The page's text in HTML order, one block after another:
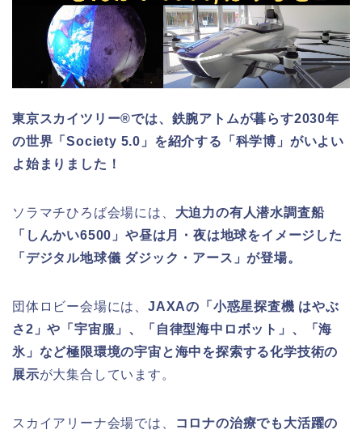
東京スカイツリー®では、鉄腕アトムが暮らす2030年
の世界「Society 5.0」を紹介する「科学博」がいよい
よ始まりました！
ソラマチひろば会場には、 大迫力の有人潜水調査船
「しんかい6500」や昼は月・夜は地球をイメージした
「デジタル地球儀 ダジック・アース」が登場。
団体ロビー会場には、 JAXAの「小惑星探査機 はやぶ
さ2」や「宇宙服」、「自律型海中ロボット」、「海
氷」など極限環境の宇宙と海中を探索する化学技術の
展示が大集合しています。
スカイアリーナ会場では、
コロナの治療でも大活躍の